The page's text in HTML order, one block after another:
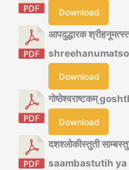
Download
आपदुद्धारक
Download
गोष्ठेश्वराष्टकम्
Download
दशश्लोकीस्तुती
saambastutih